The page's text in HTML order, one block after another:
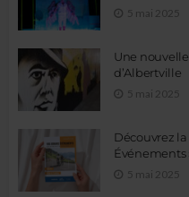
5 mai 2025
Une
d’Albertville
5 mai 2025
Découvrez
Événements
5 mai 2025